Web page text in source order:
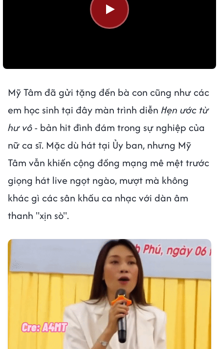
Mỹ Tâm đã gửi tặng đến bà con cũng như các
em học sinh tại đây màn trình diễn Hẹn ước từ
hư vô- bản hit đình đám trong sự nghiệp của
nữ ca sĩ. Mặc dù hát tại Ủy ban, nhưng Mỹ
Tâm vẫn khiến cộng đồng mạng mê mệt trước
giọng hát live ngọt ngào, mượt mà không
khác gì các sân khấu ca nhạc với dàn âm
thanh "xịn sò".